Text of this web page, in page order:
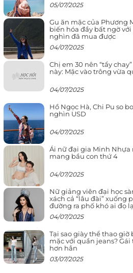
05/07/2025
Gu ăn mặc của Phương
biến hóa đầy bất ngờ
nghìn đã mua được
04/07/2025
Chị em 30 nên “tẩy
này: Mặc vào trông vừa
04/07/2025
Hồ Ngọc Hà, Chi Pu so
nghìn USD
04/07/2025
Ái nữ đại gia Minh
mang bầu con thứ 4
04/07/2025
Nữ giảng viên đại học
xách cả “lâu đài” xuống
đường ra phố khó ai đọ
04/07/2025
Tại sao giày thể thao giờ
mặc với quần jeans?
hơn hẳn
03/07/2025